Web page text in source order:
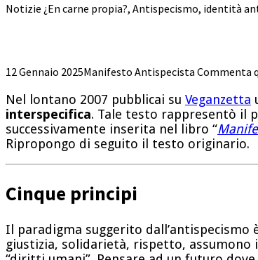
Notizie ¿En carne propia?, Antispecismo, identità
12 Gennaio 2025Manifesto Antispecista Commenta
Nel lontano 2007 pubblicai su Veganzetta
interspecifica. Tale testo rappresentò il
successivamente inserita nel libro “
Ripropongo di seguito il testo originario.
Cinque principi
Il paradigma suggerito dall’antispecismo
giustizia, solidarietà, rispetto,